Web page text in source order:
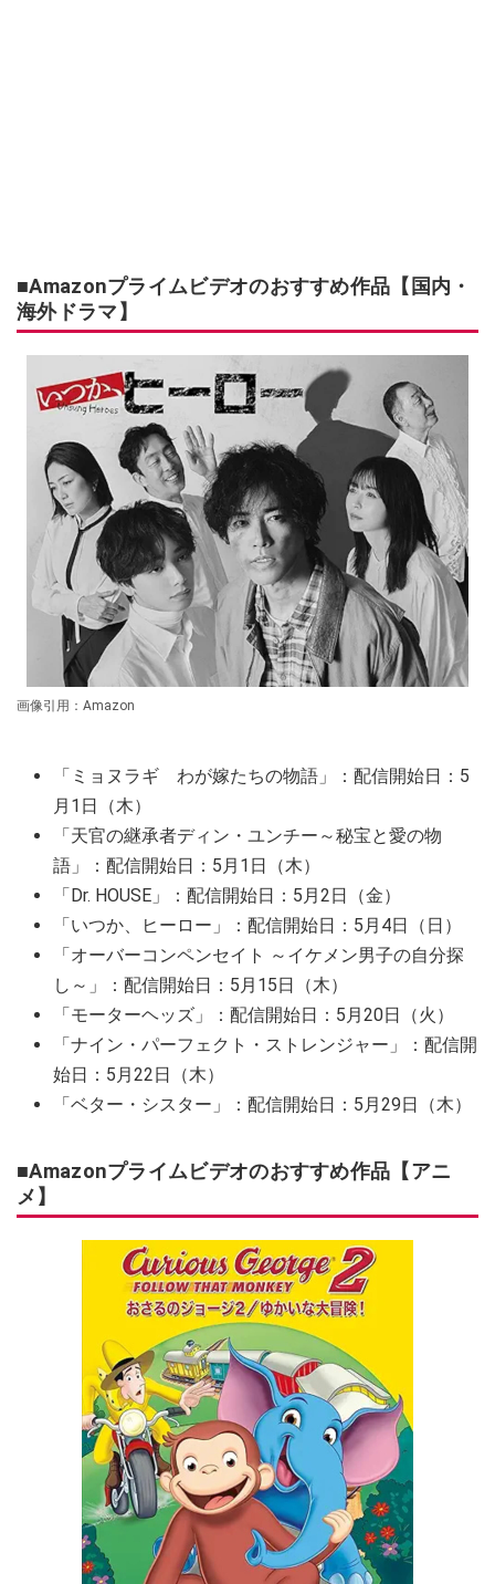
■Amazonプライムビデオのおすすめ作品【国内・
海外ドラマ】
画像引用：Amazon
「ミョヌラギ わが嫁たちの物語」：配信開始日：5
月1日（木）
「天官の継承者ディン・ユンチー～秘宝と愛の物
語」：配信開始日：5月1日（木）
「Dr. HOUSE」：配信開始日：5月2日（金）
「いつか、ヒーロー」：配信開始日：5月4日（日）
「オーバーコンペンセイト ～イケメン男子の自分探
し～」：配信開始日：5月15日（木）
「モーターヘッズ」：配信開始日：5月20日（火）
「ナイン・パーフェクト・ストレンジャー」：配信開
始日：5月22日（木）
「ベター・シスター」：配信開始日：5月29日（木）
■Amazonプライムビデオのおすすめ作品【アニ
メ】